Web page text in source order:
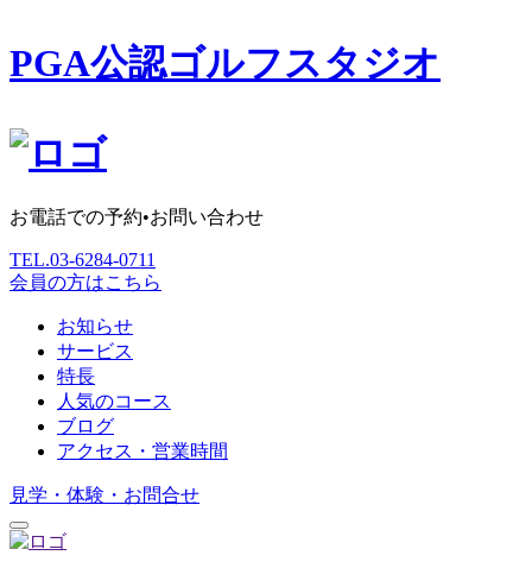
PGA公認ゴルフスタジオ
お電話での予約•お問い合わせ
TEL.03-6284-0711
会員の方はこちら
お知らせ
サービス
特長
人気のコース
ブログ
アクセス・営業時間
見学・体験・お問合せ